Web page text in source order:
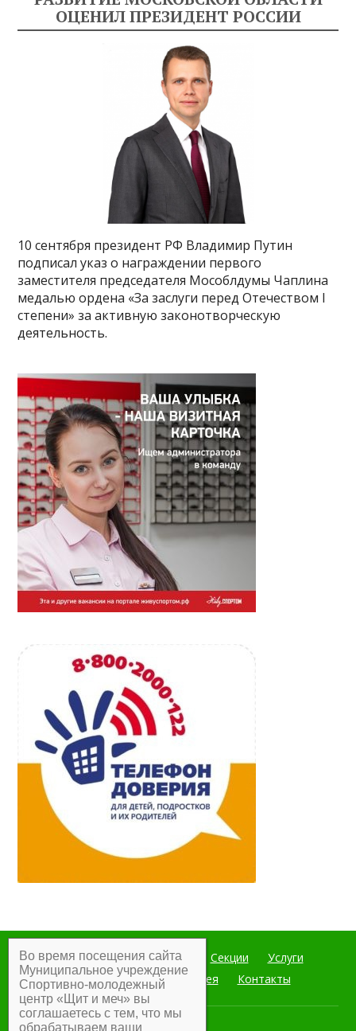
ОЦЕНИЛ ПРЕЗИДЕНТ РОССИИ
10 сентября президент РФ Владимир Путин
подписал указ о награждении первого
заместителя председателя Мособлдумы Чаплина
медалью ордена «За заслуги перед Отечеством I
степени» за активную законотворческую
деятельность.
Главная Мероприятия Секции
Услуги
Документы
Фотогалерея Контакты
Во время посещения сайта
Муниципальное учреждение
Спортивно-молодежный
центр «Щит и меч» вы
соглашаетесь с тем, что мы
обрабатываем ваши